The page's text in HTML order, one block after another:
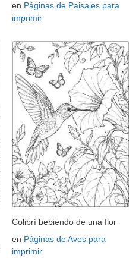
en Páginas de Paisajes para
imprimir
Colibrí bebiendo de una flor
en Páginas de Aves para
imprimir